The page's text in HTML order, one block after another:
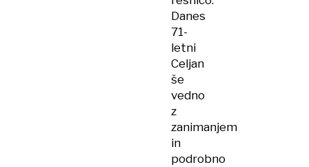
Danes
71-
letni
Celjan
še
vedno
z
zanimanjem
in
podrobno